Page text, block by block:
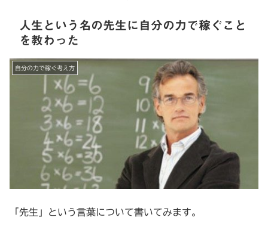
人生という名の先生に自分の力で稼ぐこと
を教わった
自分の力で稼ぐ考え方
「先生」という言葉について書いてみます。